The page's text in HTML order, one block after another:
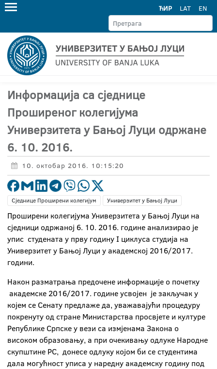
ЋИР LAT EN
Информација са сједнице
Проширеног колегијума
Универзитета у Бањој Луци одржане
6. 10. 2016.
10. октобар 2016. 10:15:20
Сједнице Проширени колегијум Универзитет у Бањој Луци
Проширени колегијума Универзитета у Бањој Луци на
сједници одржаној 6. 10. 2016. године анализирао је
упис студената у прву годину I циклуса студија на
Универзитет у Бањој Луци у академској 2016/2017.
години.
Након разматрања предочене информације о почетку
академске 2016/2017. године усвојен је закључак у
којем се Сенату предлаже да, уважавајући процедуру
покренуту од стране Министарства просвјете и културе
Републике Српске у вези са измјенама Закона о
високом образовању, а при очекивању одлуке Народне
скупштине РС, донесе одлуку којом би се студентима
дала могућност уписа у наредну академску годину под